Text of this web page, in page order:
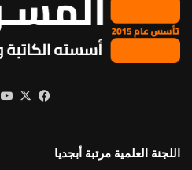
فيسبوك
X
اللجنة العلمية مرتبة أبجديا